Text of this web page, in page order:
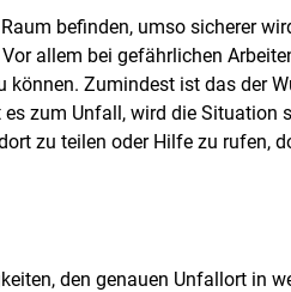
befinden, umso sicherer
allem bei gefährlichen
Zumindest ist das der
zum Unfall, wird die Situation
zu teilen oder Hilfe zu rufen,
den genauen Unfallort in